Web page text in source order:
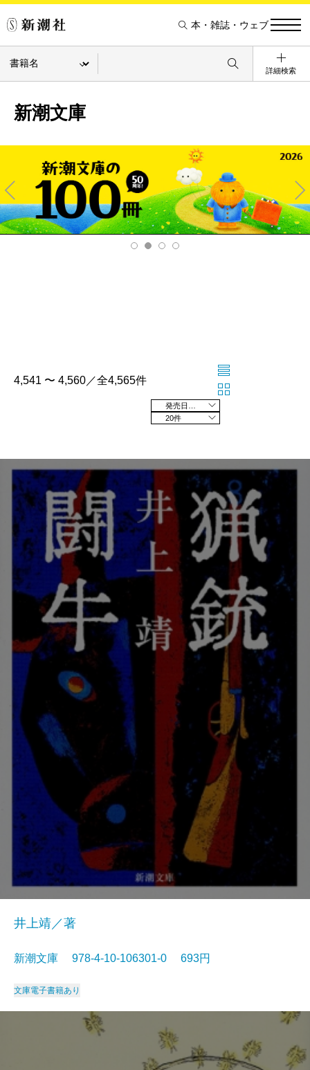
本・雑誌・ウェブ
詳細検索
新潮文庫
Pre
v
Ne
xt
4,541 〜 4,560／全4,565件
20件
井上靖／著
新潮文庫 978-4-10-106301-0 693円
文庫電子書籍あり